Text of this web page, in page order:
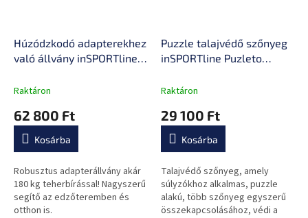
Húzódzkodó adapterekhez
való állvány inSPORTline
kivitel, masszív felépítés
Raktáron
62 800 Ft
Kosárba
Robusztus adapterállvány akár
180 kg teherbírással! Nagyszerű
segítő az edzőteremben és
otthon is.
Puzzle talajvédő szőnyeg
inSPORTline Puzleto
Raktáron
29 100 Ft
Kosárba
Talajvédő szőnyeg, amely
súlyzókhoz alkalmas, puzzle
alakú, több szőnyeg egyszerű
összekapcsolásához, védi a